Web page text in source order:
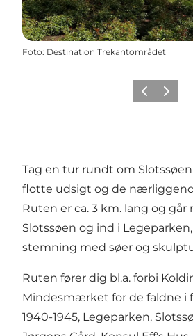
Foto: Destination Trekantområdet
Forrige billede
Næste
Tag en tur rundt om
flotte udsigt og de
Ruten er ca. 3 km. lang og
Slotssøen og ind i
stemning med søer og
Ruten fører dig bl.a. forbi
Mindesmærket for de faldne i
1940-1945, Legeparken,